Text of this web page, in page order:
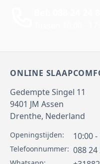
ONLINE
Gedempte Singel 11
9401 JM Assen
Drenthe, Nederland
Openingstijden: 10:00
Telefoonnummer: 088 24